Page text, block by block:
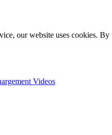
our website uses cookies.
Videos